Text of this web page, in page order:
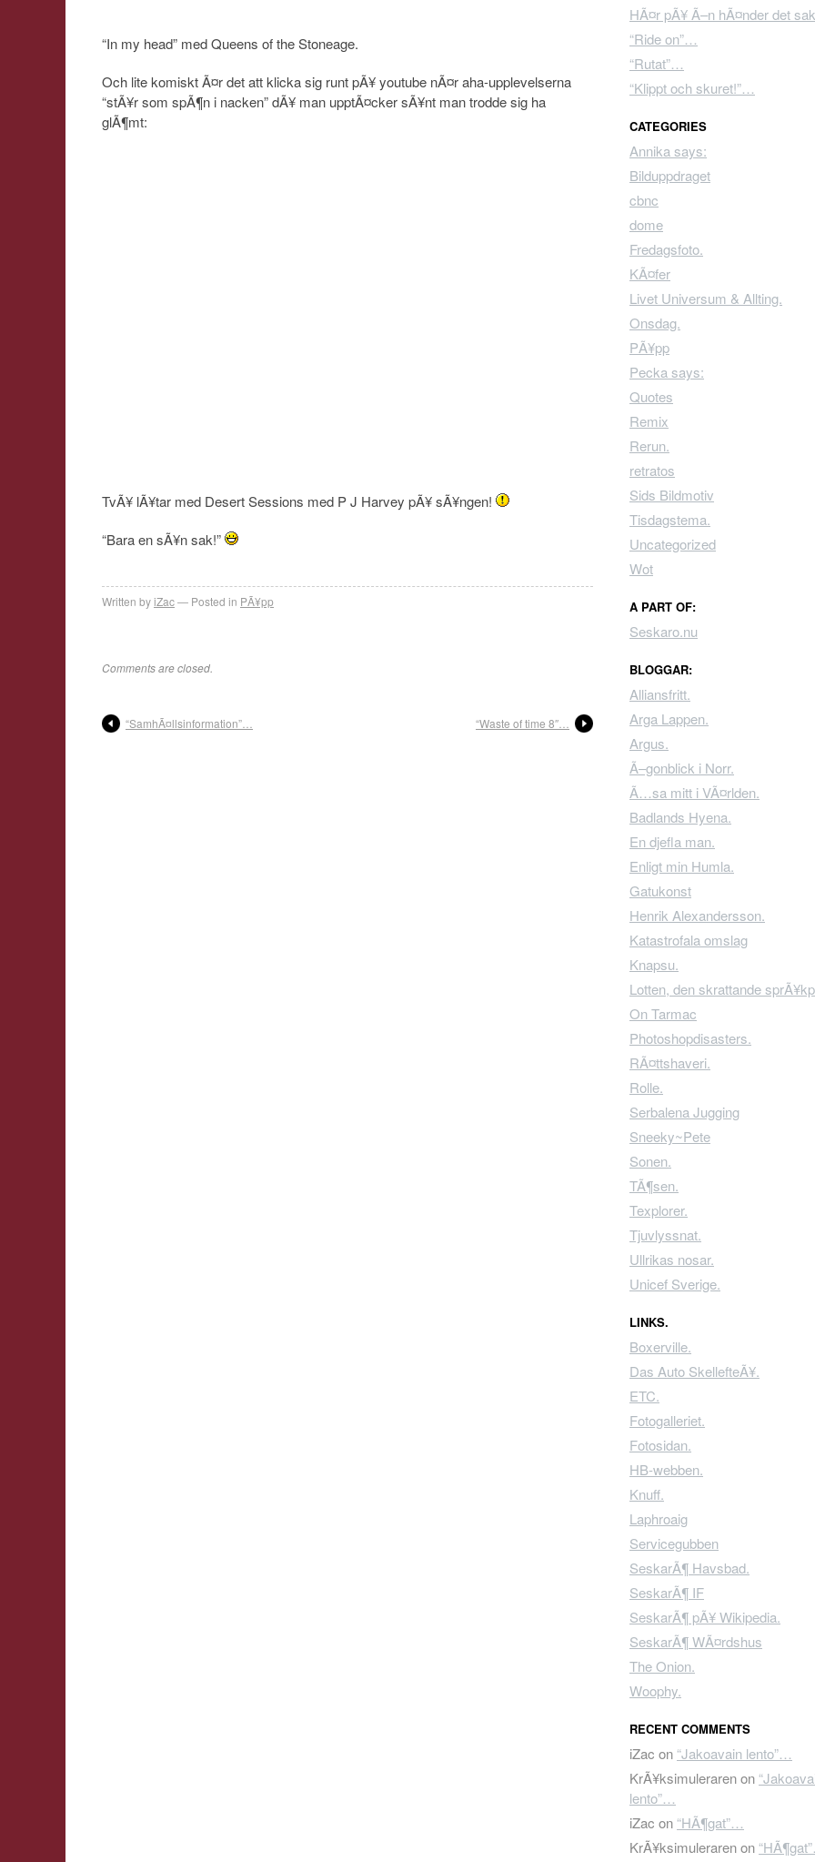
“In my head” med Queens of the Stoneage.
Och lite komiskt Ã¤r det att klicka sig runt pÃ¥ youtube nÃ¤r aha-upplevelserna
“stÃ¥r som spÃ¶n i nacken” dÃ¥ man upptÃ¤cker sÃ¥nt man trodde sig ha
glÃ¶mt:
TvÃ¥ lÃ¥tar med Desert Sessions med P J Harvey pÃ¥ sÃ¥ngen!
“Bara en sÃ¥n sak!”
Written byiZac Posted in PÃ¥pp
Comments are closed.
“SamhÃ¤llsinformation”… “Waste of time 8″…
HÃ¤r pÃ¥ Ã–n hÃ¤nder det
“Ride on”…
“Rutat”…
“Klippt och skuret!”…
CATEGORIES
Annika says:
Bilduppdraget
cbnc
dome
Fredagsfoto.
KÃ¤fer
Livet Universum & Allting.
Onsdag.
PÃ¥pp
Pecka says:
Quotes
Remix
Rerun.
retratos
Sids Bildmotiv
Tisdagstema.
Uncategorized
Wot
A PART OF:
Seskaro.nu
BLOGGAR:
Alliansfritt.
Arga Lappen.
Argus.
Ã–gonblick i Norr.
Ã…sa mitt i VÃ¤rlden.
Badlands Hyena.
En djefla man.
Enligt min Humla.
Gatukonst
Henrik Alexandersson.
Katastrofala omslag
Knapsu.
Lotten, den skrattande
On Tarmac
Photoshopdisasters.
RÃ¤ttshaveri.
Rolle.
Serbalena Jugging
Sneeky~Pete
Sonen.
TÃ¶sen.
Texplorer.
Tjuvlyssnat.
Ullrikas nosar.
Unicef Sverige.
LINKS.
Boxerville.
Das Auto SkellefteÃ¥.
ETC.
Fotogalleriet.
Fotosidan.
HB-webben.
Knuff.
Laphroaig
Servicegubben
SeskarÃ¶ Havsbad.
SeskarÃ¶ IF
SeskarÃ¶ pÃ¥ Wikipedia.
SeskarÃ¶ WÃ¤rdshus
The Onion.
Woophy.
RECENT COMMENTS
iZac on “Jakoavain lento”…
KrÃ¥ksimulerarenon
lento”…
iZac on “HÃ¶gat”…
KrÃ¥ksimulerarenon